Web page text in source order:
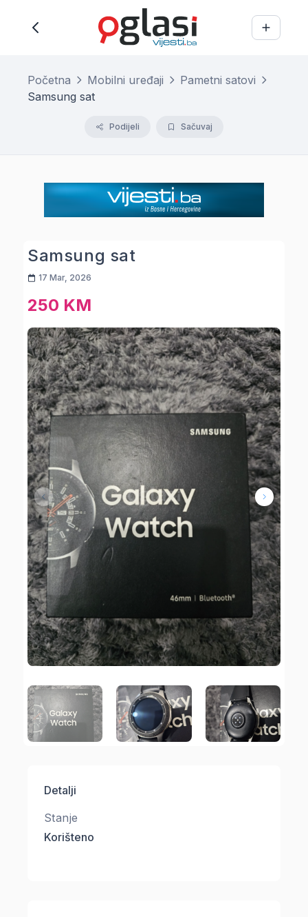
Početna Mobilni uređaji
Pametni satovi
Samsung sat
Podijeli Sačuvaj
Samsung sat
17 Mar, 2026
250 KM
Detalji
Stanje
Korišteno